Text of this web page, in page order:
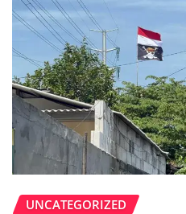
UNCATEGORIZED